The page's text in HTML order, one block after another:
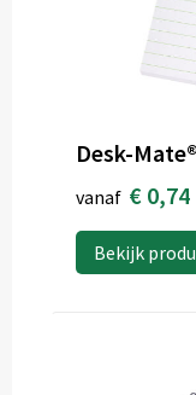
vanaf € 0,74
Bekijk